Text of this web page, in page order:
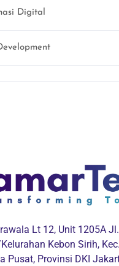
Digital
Lt 12, Unit 1205A
Kebon Sirih,
Pusat, Provinsi DKI